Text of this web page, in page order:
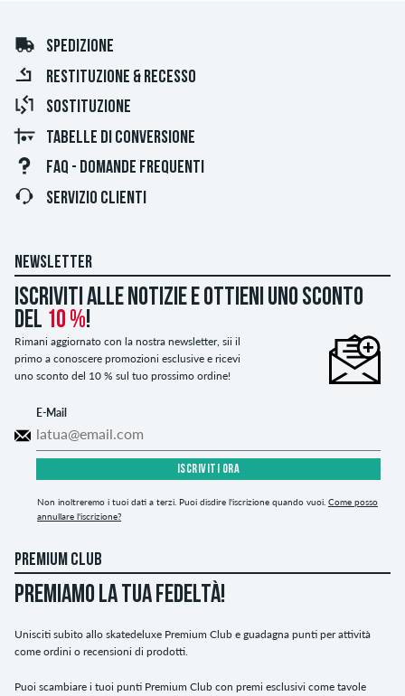
SPEDIZIONE
RESTITUZIONE & RECESSO
SOSTITUZIONE
TABELLE DI CONVERSIONE
FAQ - DOMANDE FREQUENTI
SERVIZIO CLIENTI
NEWSLETTER
Iscriviti alle notizie e ottieni uno sconto
del 10 %!
Rimani aggiornato con la nostra newsletter, sii il
primo a conoscere promozioni esclusive e ricevi
uno sconto del 10 % sul tuo prossimo ordine!
E-Mail
ISCRIVITI ORA
Non inoltreremo i tuoi dati a terzi. Puoi disdire l'iscrizione quando vuoi. Come posso
annullare l'iscrizione?
PREMIUM CLUB
PREMIAMO LA TUA FEDELTÀ!
Unisciti subito allo skatedeluxe Premium Club e guadagna punti per attività
come ordini o recensioni di prodotti.
Puoi scambiare i tuoi punti Premium Club con premi esclusivi come tavole